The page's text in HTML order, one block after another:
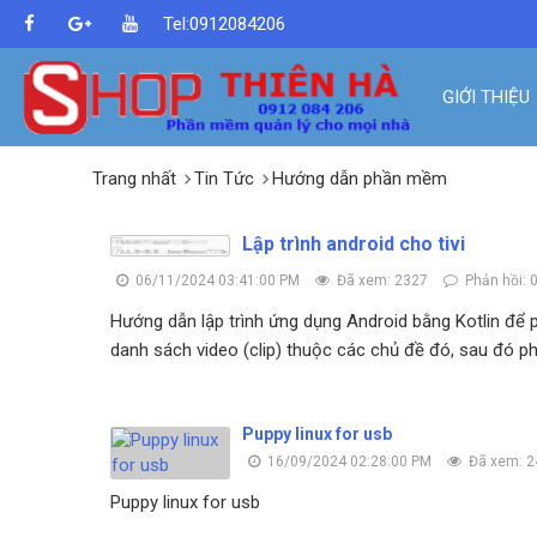
GIỚI THIỆU
Tel:0912084206
Trang nhất Tin Tức Hướng dẫn phần mềm
Lập trình android cho tivi
06/11/2024 03:41:00 PM Đã xem: 2327 Phản hồi: 0
Hướng dẫn lập trình ứng dụng Android bằng Kotlin
danh sách video (clip) thuộc các chủ đề đó, sau đó
Puppy linux for usb
16/09/2024 02:28:00 PM Đã xem:
Puppy linux for usb